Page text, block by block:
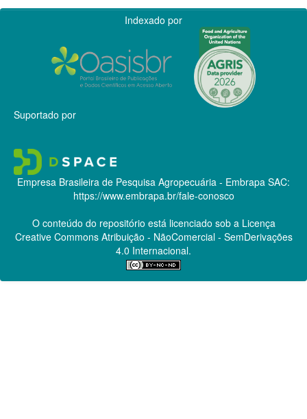
Indexado por
Suportado por
Empresa Brasileira de Pesquisa Agropecuária - Embrapa SAC:
https://www.embrapa.br/fale-conosco
O conteúdo do repositório está licenciado sob a Licença
Creative CommonsAtribuição - NãoComercial - SemDerivações
4.0 Internacional.